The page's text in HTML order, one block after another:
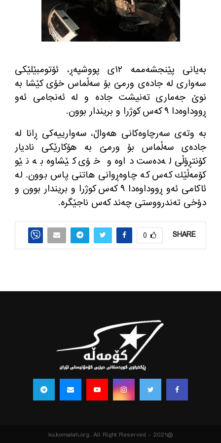
به‌یانی پێنجشه‌ممه‌ ١٢ی پووشپه‌ڕ، ئۆتومبێلێكی
سه‌واری له‌ جاده‌ی ورمێ بۆ سه‌ڵماس خۆی كێشا به‌
نوێ جه‌ماری ته‌نیشت جاده‌ و له‌ ئه‌نجامی ئه‌و
ڕووداوه‌دا ٩ كه‌س كوژرا و بریندار بوون.
به‌ وته‌ی سه‌رچاوه‌كانی هه‌واڵ، سه‌وارییه‌كی ڕانا له‌
جاده‌ی سه‌ڵماس بۆ ورمێ به‌ هۆكارێكی نادیار
كۆنتڕۆڵی له‌ده‌ست داوه‌ و خۆی كێشاوه‌ به‌ نێو
كۆمه‌ڵێك كه‌س كه‌ چاوه‌ڕوانی هاتنی پاس بوون. له‌
ئاكامی ئه‌و ڕووداوه‌دا ٩ كه‌س كوژرا و بریندار بوون و
دۆخی ته‌ندرووستی چه‌ند كه‌س ناجێگره‌.
SHARE
0
@2021 - ku.komalah.org. All Right Reserved